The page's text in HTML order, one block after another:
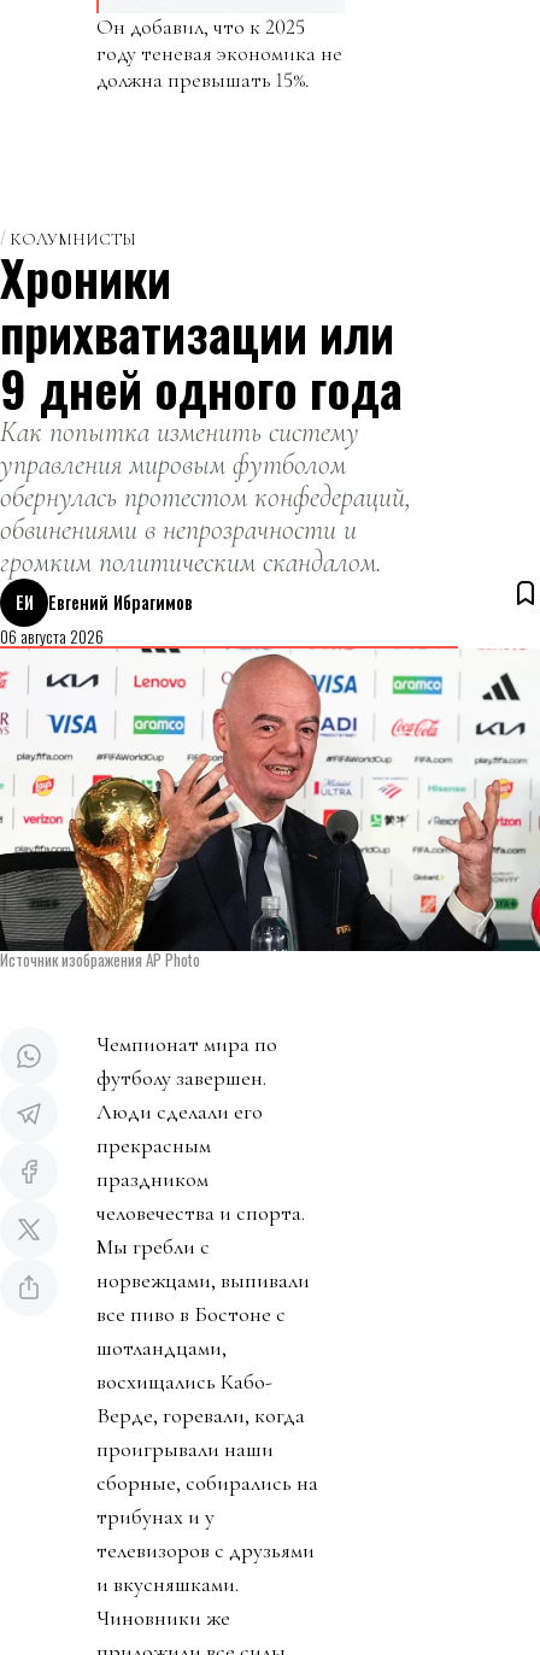
Он добавил, что к 2025
году теневая экономика не
должна превышать 15%.
КОЛУМНИСТЫ
Хроники
прихватизации или
9 дней одного года
Как попытка изменить систему
управления мировым футболом
обернулась протестом конфедераций,
обвинениями в непрозрачности и
громким политическим скандалом.
ЕИ
Евгений Ибрагимов
06 августа 2026
Источник изображения AP Photo
Чемпионат мира по
футболу завершен.
Люди сделали его
прекрасным
праздником
человечества и спорта.
Мы гребли с
норвежцами, выпивали
все пиво в Бостоне с
шотландцами,
восхищались Кабо-
Верде, горевали, когда
проигрывали наши
сборные, собирались на
трибунах и у
телевизоров с друзьями
и вкусняшками.
Чиновники же